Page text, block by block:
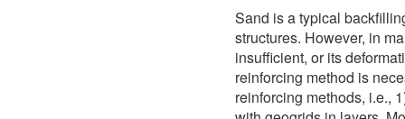
Sand is a typical
structures. However, in
insufficient, or its
reinforcing method is
reinforcing methods, i.e.,